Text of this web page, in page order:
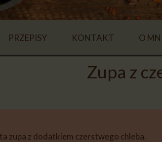
PRZEPISY KONTAKT O
Zupa z
zupa z dodatkiem czerstwego chleba.